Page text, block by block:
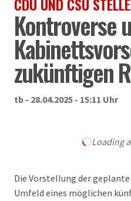
Kontroverse
zukünftigen
tb - 28.04.2025 - 15:11 Uhr
Loading
Die Vorstellung der
Umfeld eines möglichen